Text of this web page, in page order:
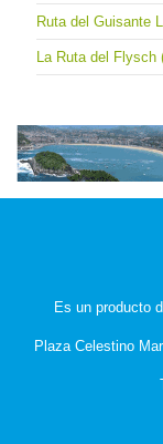
Ruta del Guisante
La Ruta del Flysch
Es un producto
Plaza Celestino